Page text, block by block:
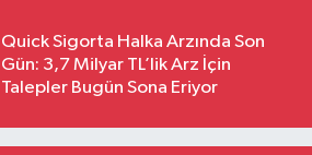
Quick Sigorta Halka Arzında Son
Gün: 3,7 Milyar TL’lik Arz İçin
Talepler Bugün Sona Eriyor